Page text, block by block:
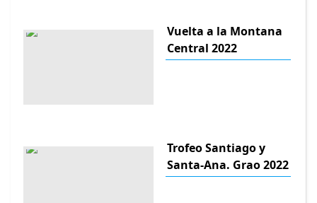
Vuelta a la Montana
Central 2022
Trofeo Santiago y
Santa-Ana. Grao 2022